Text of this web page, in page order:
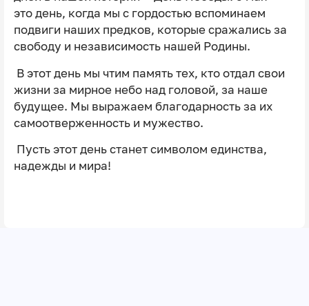
это день, когда мы с гордостью вспоминаем
подвиги наших предков, которые сражались за
свободу и независимость нашей Родины.
В этот день мы чтим память тех, кто отдал свои
жизни за мирное небо над головой, за наше
будущее. Мы выражаем благодарность за их
самоотверженность и мужество.
Пусть этот день станет символом единства,
надежды и мира!